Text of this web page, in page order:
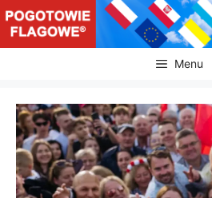
Przejdź
do
treści
Menu